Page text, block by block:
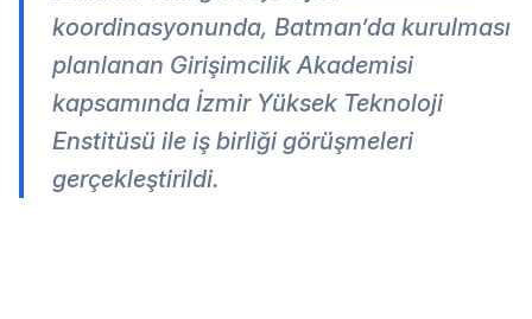
koordinasyonunda, Batman’da kurulması
planlanan Girişimcilik Akademisi
kapsamında İzmir Yüksek Teknoloji
Enstitüsü ile iş birliği görüşmeleri
gerçekleştirildi.